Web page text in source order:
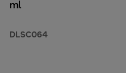
ml
DLSC064